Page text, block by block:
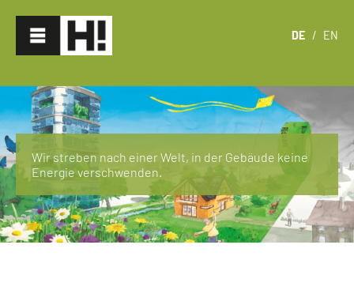
DE / EN
Wir streben nach einer Welt, in der Gebäude keine
Energie verschwenden.